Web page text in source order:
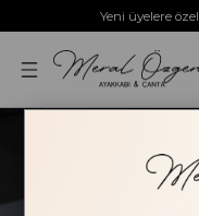
Yeni üyelere özel